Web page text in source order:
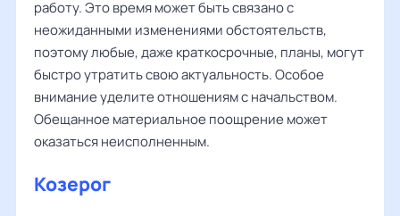
работу. Это время может быть связано с
неожиданными изменениями обстоятельств,
поэтому любые, даже краткосрочные, планы, могут
быстро утратить свою актуальность. Особое
внимание уделите отношениям с начальством.
Обещанное материальное поощрение может
оказаться неисполненным.
Козерог